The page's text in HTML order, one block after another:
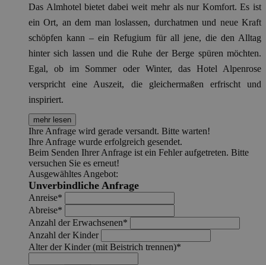
Das Almhotel bietet dabei weit mehr als nur Komfort. Es ist
ein Ort, an dem man loslassen, durchatmen und neue Kraft
schöpfen kann – ein Refugium für all jene, die den Alltag
hinter sich lassen und die Ruhe der Berge spüren möchten.
Egal, ob im Sommer oder Winter, das Hotel Alpenrose
verspricht eine Auszeit, die gleichermaßen erfrischt und
inspiriert.
mehr lesen
Ihre Anfrage wird gerade versandt. Bitte warten!
Ihre Anfrage wurde erfolgreich gesendet.
Beim Senden Ihrer Anfrage ist ein Fehler aufgetreten. Bitte
versuchen Sie es erneut!
Ausgewähltes Angebot:
Unverbindliche Anfrage
Anreise*
Abreise*
Anzahl der Erwachsenen*
Anzahl der Kinder
Alter der Kinder (mit Beistrich trennen)*